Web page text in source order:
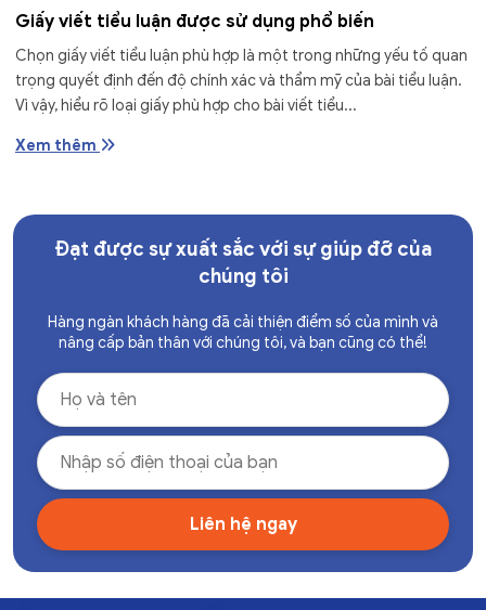
Giấy viết tiểu luận được sử dụng phổ biến
Chọn giấy viết tiểu luận phù hợp là một trong những yếu tố quan
trọng quyết định đến độ chính xác và thẩm mỹ của bài tiểu luận.
Vì vậy, hiểu rõ loại giấy phù hợp cho bài viết tiểu...
Xem thêm
Đạt được sự xuất sắc với sự giúp đỡ của
chúng tôi
Hàng ngàn khách hàng đã cải thiện điểm số của mình và
nâng cấp bản thân với chúng tôi, và bạn cũng có thể!